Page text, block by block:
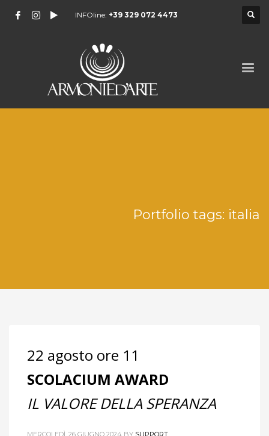
INFOline: +39 329 072 4473
Portfolio tags: italia
22 agosto ore 11
SCOLACIUM AWARD
IL VALORE DELLA SPERANZA
MERCOLEDÌ, 26 GIUGNO 2024 BY SUPPORT